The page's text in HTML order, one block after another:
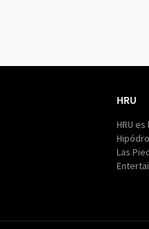
HRU
HRU
Las